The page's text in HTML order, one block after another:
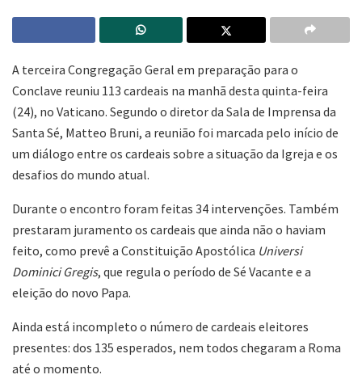
A terceira Congregação Geral em preparação para o
Conclave reuniu 113 cardeais na manhã desta quinta-feira
(24), no Vaticano. Segundo o diretor da Sala de Imprensa da
Santa Sé, Matteo Bruni, a reunião foi marcada pelo início de
um diálogo entre os cardeais sobre a situação da Igreja e os
desafios do mundo atual.
Durante o encontro foram feitas 34 intervenções. Também
prestaram juramento os cardeais que ainda não o haviam
feito, como prevê a Constituição Apostólica Universi
Dominici Gregis, que regula o período de Sé Vacante e a
eleição do novo Papa.
Ainda está incompleto o número de cardeais eleitores
presentes: dos 135 esperados, nem todos chegaram a Roma
até o momento.